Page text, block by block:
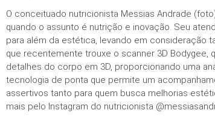
O conceituado nutricionista Messias Andrade
quando o assunto é nutrição e inovação. Seu
para além da estética, levando em consideração
que recentemente trouxe o scanner 3D
detalhes do corpo em 3D, proporcionando uma
tecnologia de ponta que permite um
assertivos tanto para quem busca melhorias
mais pelo Instagram do nutricionista